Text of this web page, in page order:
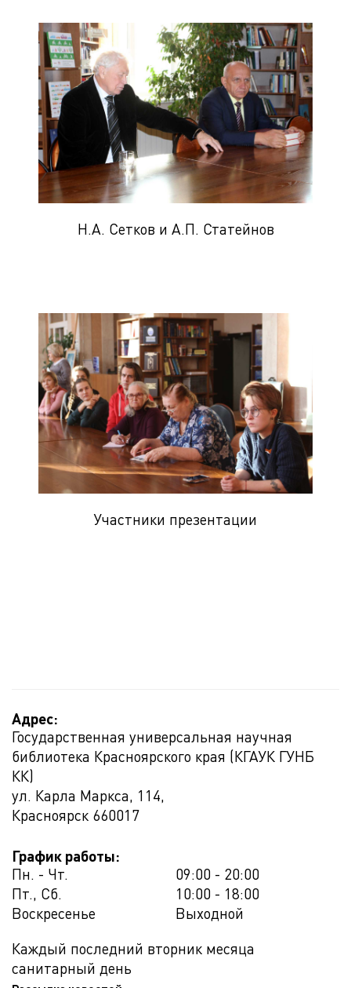
Н.А. Сетков и А.П. Статейнов
Участники презентации
Адрес:
Государственная универсальная научная
библиотека Красноярского края (КГАУК ГУНБ
КК)
ул. Карла Маркса, 114,
Красноярск 660017
График работы:
Пн. - Чт.
09:00 - 20:00
Пт., Сб.
10:00 - 18:00
Воскресенье
Выходной
Каждый последний вторник месяца
санитарный день